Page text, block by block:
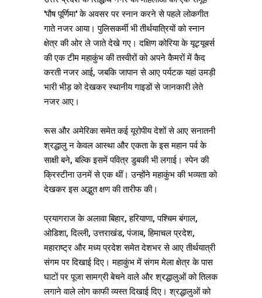
'पौष पूर्णिमा' के अवसर पर स्नान करने से पहले लोकगीत
गाते नजर आया। पुलिसकर्मी भी तीर्थयात्रियों को स्नान
क्षेत्र की ओर ले जाते देखे गए। दक्षिण कोरिया के यूट्यूबर्स
की एक टीम महाकुंभ की तस्वीरों को अपने कैमरों में कैद
करती नजर आई, जबकि जापान से आए पर्यटक यहां उमड़ी
भारी भीड़ को देखकर स्थानीय गाइडों से जानकारी लेते
नजर आए।
रूस और अमेरिका समेत कई यूरोपीय देशों से आए सनातनी
श्रद्धालु न केवल आस्था और एकता के इस महान पर्व के
साक्षी बने, बल्कि इसमें पवित्र डुबकी भी लगाई। स्पेन की
क्रिस्टीना उनमें से एक थीं। उन्होंने महाकुंभ की भव्यता को
देखकर इस अद्भुत क्षण की तारीफ की।
प्रयागराज के अलावा बिहार, हरियाणा, पश्चिम बंगाल,
ओडिशा, दिल्ली, उत्तराखंड, पंजाब, हिमाचल प्रदेश,
महाराष्ट्र और मध्य प्रदेश समेत देशभर से आए तीर्थयात्री
संगम पर दिखाई दिए। महाकुंभ में संगम मेला क्षेत्र के पास
घाटों पर पूजा सामग्री बेचने वाले और श्रद्धालुओं को तिलक
लगाने वाले लोग काफी व्यस्त दिखाई दिए। श्रद्धालुओं को